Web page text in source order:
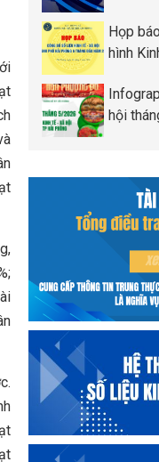
Họp
hình
2026
hội